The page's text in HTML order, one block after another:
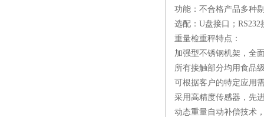
功能：不合格产品多种
选配：U盘接口；
重量检重秤特点：
加强型不锈钢机架，全
所有接触部分均用食品
可根据客户的特定应用
采用高精度传感器，先
动态重量自动补偿技术